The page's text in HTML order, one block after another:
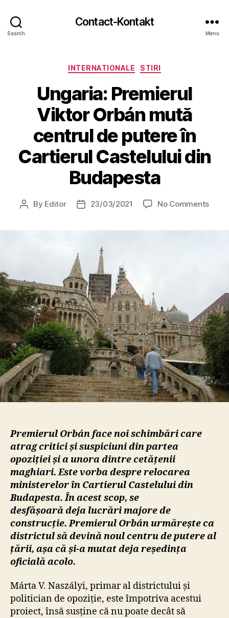
Search
Contact-Kontakt
Menu
Categories
INTERNATIONALE STIRI
Ungaria: Premierul
Viktor Orbán mută
centrul de putere în
Cartierul Castelului din
Budapesta
Post
By Editor
Post23/03/2021 No Commentson
în
din
Premierul Orbánface noi schimbări care
atrag critici și suspiciuni din partea
opoziției și a unora dintre cetățenii
maghiari. Este vorba despre relocarea
ministerelor în Cartierul Castelului din
Budapesta. În acest scop, se
desfășoară deja lucrări majore de
construcție. Premierul Orbán urmărește ca
districtul să devină noul centru de putere al
țării, așa că și-a mutat deja reședința
oficială acolo.
Márta V. Naszályi, primar al districtului și
politician de opoziție, este împotriva acestui
proiect, însă susține că nu poate decât să